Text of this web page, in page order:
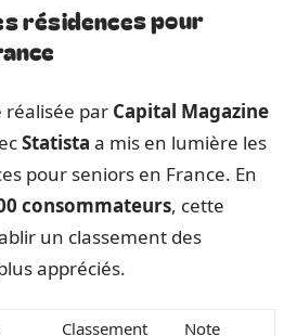
résidences pour
réalisée par Capital Magazine
Statista a mis en lumière les
pour seniors en France. En
consommateurs, cette
un classement des
appréciés.
Classement
Note